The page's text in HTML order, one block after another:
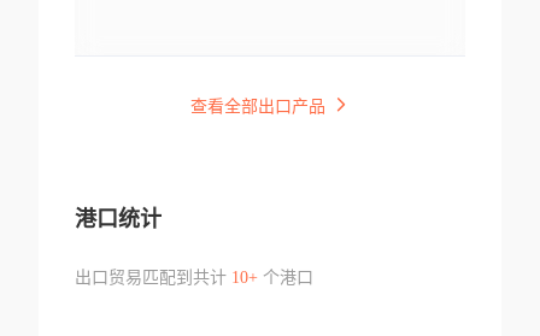
查看全部出口产品
港口统计
出口贸易匹配到共计 10+个港口